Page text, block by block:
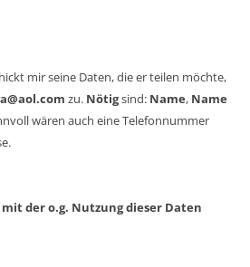
mir seine Daten, die er teilen möchte,
zu. Nötigsind: Name, Name
wären auch eine Telefonnummer
der o.g. Nutzung dieser Daten